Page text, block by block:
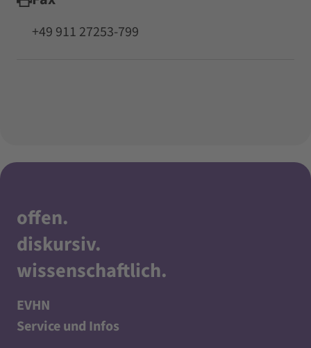
+49 911 27253-799
offen.
diskursiv.
wissenschaftlich.
EVHN
Service und Infos